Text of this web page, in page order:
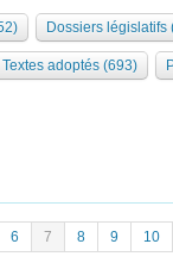
Bureau Collège des
)
Dossiers législatifs
Textes adoptés (693)
6 7 8 9 10